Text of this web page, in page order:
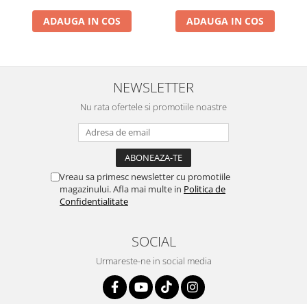
ADAUGA IN COS ADAUGA IN COS
NEWSLETTER
Nu rata ofertele si promotiile noastre
Vreau sa primesc newsletter cu promotiile
magazinului. Afla mai multe in Politica de
Confidentialitate
SOCIAL
Urmareste-ne in social media